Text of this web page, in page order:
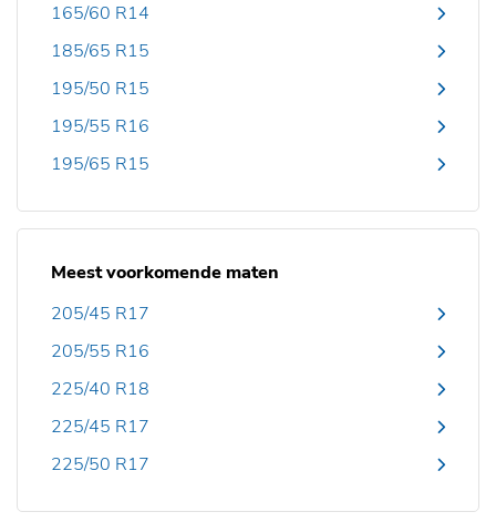
165/60 R14
185/65 R15
195/50 R15
195/55 R16
195/65 R15
Meest voorkomende maten
205/45 R17
205/55 R16
225/40 R18
225/45 R17
225/50 R17